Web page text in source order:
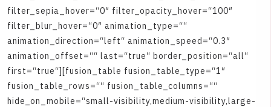
filter sepia hover=“0″ filter opacity hover=“100″
filter blur hover=“0″ animation type=““
animation direction=“left“ animation speed=“0.3″
animation offset=““ last=“true“ border position=“all“
first=“true“][fusion table fusion table type=“1″
fusion table rows=““ fusion table columns=““
hide on mobile=“small-visibility,medium-visibility,large-